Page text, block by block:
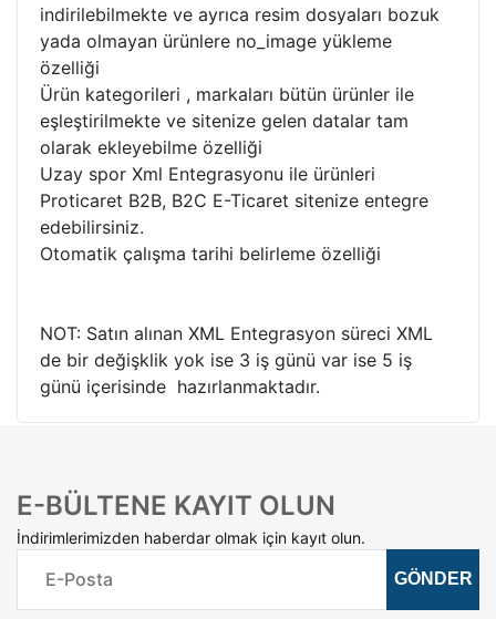
indirilebilmekte ve ayrıca resim dosyaları bozuk
yada olmayan ürünlere no_image yükleme
özelliği
Ürün kategorileri , markaları bütün ürünler ile
eşleştirilmekte ve sitenize gelen datalar tam
olarak ekleyebilme özelliği
Uzay spor Xml Entegrasyonu ile ürünleri
Proticaret B2B, B2C E-Ticaret sitenize entegre
edebilirsiniz.
Otomatik çalışma tarihi belirleme özelliği
NOT: Satın alınan XML Entegrasyon süreci XML
de bir değişklik yok ise 3 iş günü var ise 5 iş
günü içerisinde hazırlanmaktadır.
E-BÜLTENE KAYIT OLUN
İndirimlerimizden haberdar olmak için kayıt olun.